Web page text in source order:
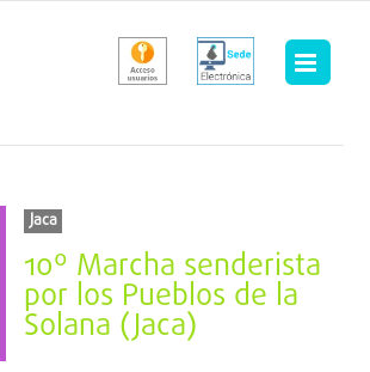
Jaca
10º Marcha senderista
por los Pueblos de la
Solana (Jaca)